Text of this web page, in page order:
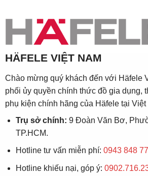
HÄFELE VIỆT NAM
Chào mừng quý khách đến với Häfele
phối ủy quyền chính thức đồ gia dụng,
phụ kiện chính hãng của Häfele tại Việt
Trụ sở chính: 9 Đoàn Văn Bơ,
TP.HCM.
Hotline tư vấn miễn phí: 0943 848
Hotline khiếu nại, góp ý: